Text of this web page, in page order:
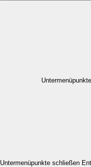
Untermenüpunkte schließen